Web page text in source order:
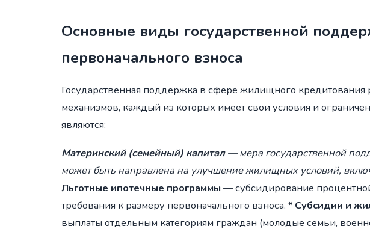
Основные виды государственной
первоначального взноса
Государственная поддержка в сфере жилищного кредитования
механизмов, каждый из которых имеет свои условия и
являются:
Материнский (семейный) капитал— мера государственной
может быть направлена на улучшение жилищных условий,
Льготные ипотечные программы — субсидирование
требования к размеру первоначального взноса. * Субсидии и
выплаты отдельным категориям граждан (молодые семьи,